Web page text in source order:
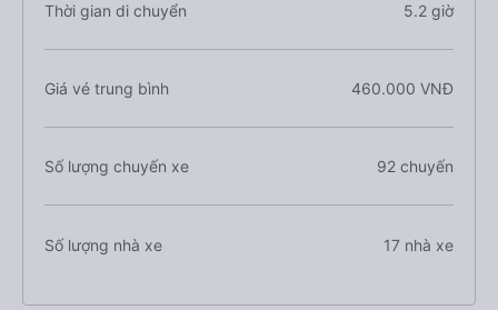
Thời gian di chuyển 5.2 giờ
Giá vé trung bình 460.000 VNĐ
Số lượng chuyến xe 92 chuyến
Số lượng nhà xe 17 nhà xe